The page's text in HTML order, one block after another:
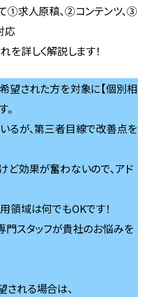
①求人原稿、②コンテンツ、③
応
を詳しく解説します！
望された方を対象に【個別相
。
るが、第三者目線で改善点を
ど効果が奮わないので、アド
領域は何でもOKです！
スタッフが貴社のお悩みを
れる場合は、